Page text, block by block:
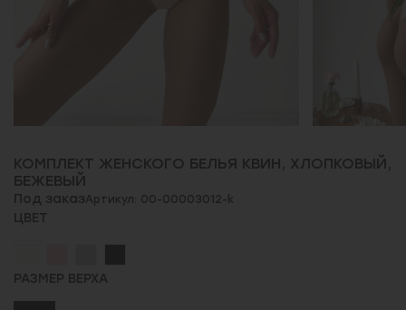
КОМПЛЕКТ ЖЕНСКОГО БЕЛЬЯ КВИН, ХЛОПКОВЫЙ,
БЕЖЕВЫЙ
Под заказАртикул: 00-00003012-k
ЦВЕТ
РАЗМЕР ВЕРХА